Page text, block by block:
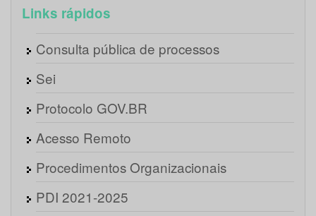
Links rápidos
Consulta pública de processos
Sei
Protocolo GOV.BR
Acesso Remoto
Procedimentos Organizacionais
PDI 2021-2025